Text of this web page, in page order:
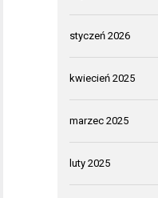
styczeń 2026
kwiecień 2025
marzec 2025
luty 2025